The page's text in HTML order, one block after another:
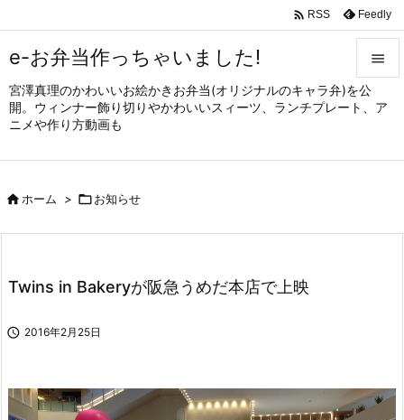
e-お弁当作っちゃいました!
宮澤真理のかわいいお絵かきお弁当(オリジナルのキャラ弁)を公
開。ウィンナー飾り切りやかわいいスィーツ、ランチプレート、ア
ニメや作り方動画も


メニュ
サイド

 RSS Feedly
ホーム > お知らせ
Twins in Bakeryが阪急うめだ本店で上映
 2016年2月25日